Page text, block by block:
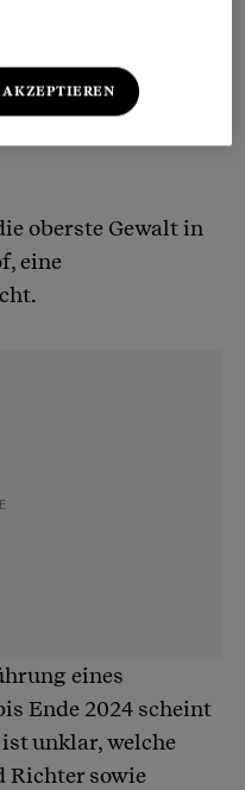
zum
gegen einen
verhängen
oberste Gewalt in
eine
eines
Ende 2024 scheint
unklar, welche
Richter sowie
AKZEPTIEREN